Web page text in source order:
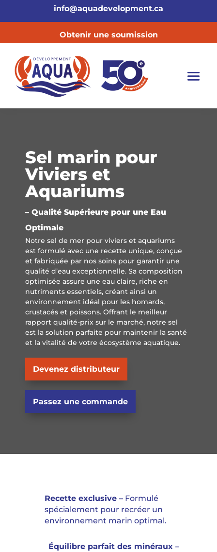
info@aquadevelopment.ca
Obtenir une soumission
Sel marin pour
Viviers et
Aquariums
– Qualité Supérieure pour une Eau
Optimale
Notre sel de mer pour viviers et aquariums
est formulé avec une recette unique, conçue
et fabriquée par nos soins pour garantir une
qualité d’eau exceptionnelle. Sa composition
optimisée assure une eau claire, riche en
nutriments essentiels, créant ainsi un
environnement idéal pour les homards,
crustacés et poissons. Offrant le meilleur
rapport qualité-prix sur le marché, notre sel
est la solution parfaite pour maintenir la santé
et la vitalité de votre écosystème aquatique.
Devenez distributeur
Passez une commande
Recette exclusive –Formulé
spécialement pour recréer un
environnement marin optimal.
Équilibre parfait des minéraux –